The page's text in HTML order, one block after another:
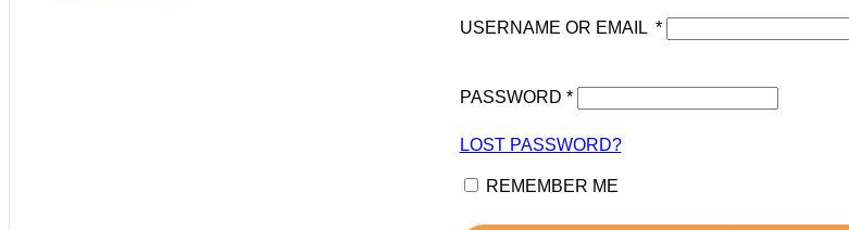
USERNAME OR EMAIL *
PASSWORD *
LOST PASSWORD?
REMEMBER ME